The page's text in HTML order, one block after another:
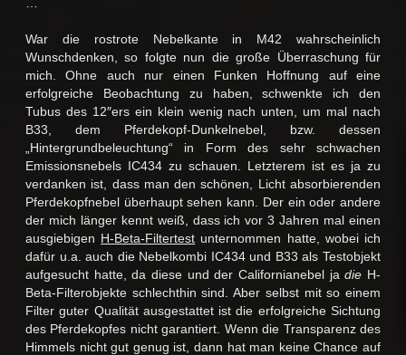
War die rostrote Nebelkante in M42 wahrscheinlich
Wunschdenken, so folgte nun die große Überraschung für
mich. Ohne auch nur einen Funken Hoffnung auf eine
erfolgreiche Beobachtung zu haben, schwenkte ich den
Tubus des 12″ers ein klein wenig nach unten, um mal nach
B33, dem Pferdekopf-Dunkelnebel, bzw. dessen
„Hintergrundbeleuchtung“ in Form des sehr schwachen
Emissionsnebels IC434 zu schauen. Letzterem ist es ja zu
verdanken ist, dass man den schönen, Licht absorbierenden
Pferdekopfnebel überhaupt sehen kann. Der ein oder andere
der mich länger kennt weiß, dass ich vor 3 Jahren mal einen
ausgiebigen H-Beta-Filtertest unternommen hatte, wobei ich
dafür u.a. auch die Nebelkombi IC434 und B33 als Testobjekt
aufgesucht hatte, da diese und der Californianebel jadie H-
Beta-Filterobjekte schlechthin sind. Aber selbst mit so einem
Filter guter Qualität ausgestattet ist die erfolgreiche Sichtung
des Pferdekopfes nicht garantiert. Wenn die Transparenz des
Himmels nicht gut genug ist, dann hat man keine Chance auf